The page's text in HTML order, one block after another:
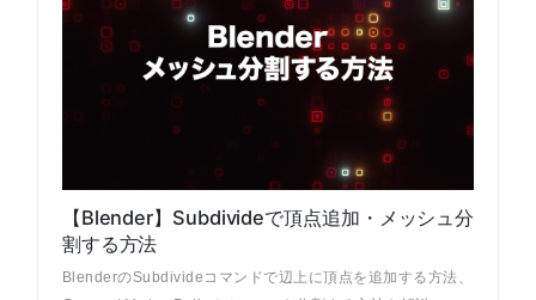
【Blender】Subdivideで頂点追加・メッシュ分
割する方法
BlenderのSubdivideコマンドで辺上に頂点を追加する方法、